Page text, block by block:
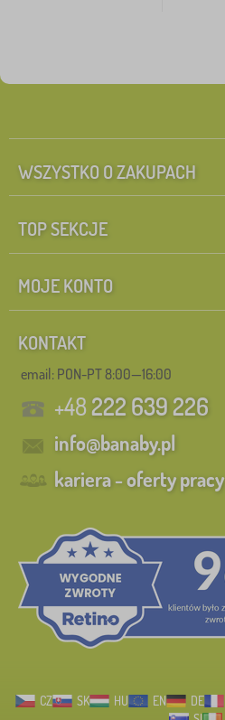
WSZYSTKO O ZAKUPACH
TOP SEKCJE
MOJE KONTO
KONTAKT
email: PON-PT 8:00—16:00
+48222 639 226
info@banaby.pl
kariera - oferty pracy
CZ SK HU EN DE